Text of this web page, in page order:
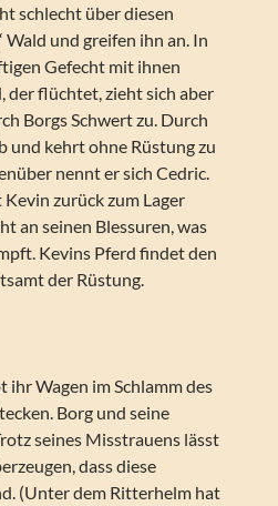
schlecht über diesen
Wald und greifen ihn an. In
Gefecht mit ihnen
der flüchtet, zieht sich aber
Borgs Schwert zu. Durch
und kehrt ohne Rüstung zu
nennt er sich Cedric.
zurück zum Lager
an seinen Blessuren, was
Kevins Pferd findet den
der Rüstung.
ihr Wagen im Schlamm des
Borg und seine
seines Misstrauens lässt
dass diese
(Unter dem Ritterhelm hat